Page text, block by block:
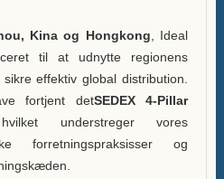
Kina og Hongkong , Ideal
til at udnytte regionens
effektiv global distribution.
fortjent detSEDEX 4-Pillar
understreger vores
forretningspraksisser og